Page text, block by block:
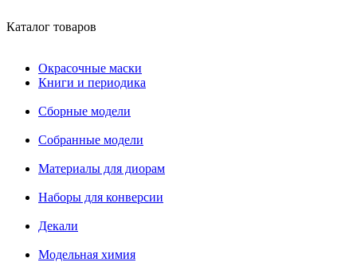
Каталог товаров
Окрасочные маски
Книги и периодика
Сборные модели
Собранные модели
Материалы для диорам
Наборы для конверсии
Декали
Модельная химия